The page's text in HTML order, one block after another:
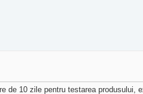
de 10 zile pentru testarea